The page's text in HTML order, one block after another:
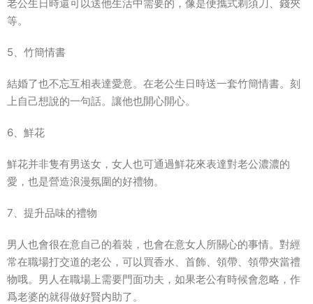
老公生日時還可以送他生活中需要的，像是便攜式剃須刀、錢夾
等。
5、竹簡情書
結婚了也不忘互相表達愛意。在老公生日時送一套竹簡情書。刻
上自己想說的一句話。讓他也開心開心。
6、鮮花
鮮花并非隻有男送女，女人也可通過鮮花來表達對老公濃濃的
愛，也是營造浪漫氛圍的好禮物。
7、提升品味的禮物
男人也會很在意自己的着裝，也會在意女人所關心的事情。對經
常在職場打交道的老公，可以買香水、首飾、領帶、領帶夾當禮
物哦。男人在職場上需要門面功夫，如果老公有時候會忽略，作
爲老婆的就得做好賢内助了。